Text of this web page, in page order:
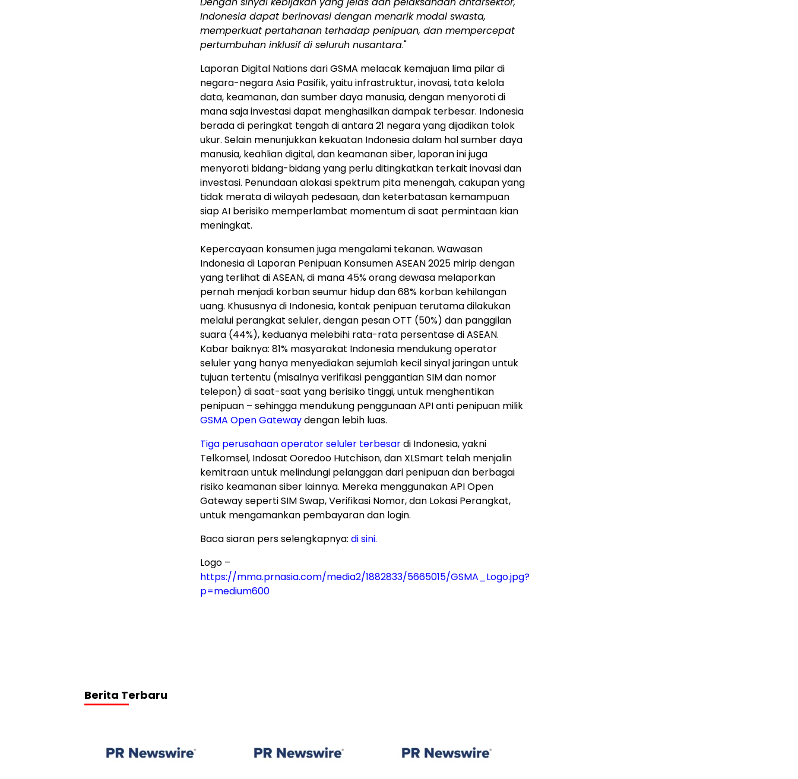
Indonesia dapat berinovasi dengan menarik modal swasta,
memperkuat pertahanan terhadap penipuan, dan mempercepat
pertumbuhan inklusif di seluruh nusantara."
Laporan Digital Nations dari GSMA melacak kemajuan lima pilar di
negara-negara Asia Pasifik, yaitu infrastruktur, inovasi, tata kelola
data, keamanan, dan sumber daya manusia, dengan menyoroti di
mana saja investasi dapat menghasilkan dampak terbesar. Indonesia
berada di peringkat tengah di antara 21 negara yang dijadikan tolok
ukur. Selain menunjukkan kekuatan Indonesiadalam hal sumber daya
manusia, keahlian digital, dan keamanan siber, laporan ini juga
menyoroti bidang-bidang yang perlu ditingkatkan terkait inovasi dan
investasi. Penundaan alokasi spektrum pita menengah, cakupan yang
tidak merata di wilayah pedesaan, dan keterbatasan kemampuan
siap AI berisiko memperlambat momentum di saat permintaan kian
meningkat.
Kepercayaan konsumen juga mengalami tekanan. Wawasan
Indonesia di Laporan Penipuan Konsumen ASEAN 2025 mirip dengan
yang terlihat di ASEAN, di mana 45% orang dewasa melaporkan
pernah menjadi korban seumur hidup dan 68% korban kehilangan
uang. Khususnya di Indonesia, kontak penipuan terutama dilakukan
melalui perangkat seluler, dengan pesan OTT (50%) dan panggilan
suara (44%), keduanya melebihi rata-rata persentase di ASEAN.
Kabar baiknya: 81% masyarakat Indonesia mendukung operator
seluler yang hanya menyediakan sejumlah kecil sinyal jaringan untuk
tujuan tertentu (misalnya verifikasi penggantian SIM dan nomor
telepon) di saat-saat yang berisiko tinggi, untuk menghentikan
penipuan – sehingga mendukung penggunaan API anti penipuan milik
GSMA Open Gatewaydengan lebih luas.
Tiga perusahaan operator seluler terbesardi Indonesia, yakni
Telkomsel, Indosat Ooredoo Hutchison, dan XLSmart telah menjalin
kemitraan untuk melindungi pelanggan dari penipuan dan berbagai
risiko keamanan siber lainnya. Mereka menggunakan API Open
Gateway seperti SIM Swap, Verifikasi Nomor, dan Lokasi Perangkat,
untuk mengamankan pembayaran dan login.
Baca siaran pers selengkapnya: di sini.
Logo –
https://mma.prnasia.com/media2/1882833/5665015/GSMA_Logo.jpg?
p=medium600
Berita Terbaru